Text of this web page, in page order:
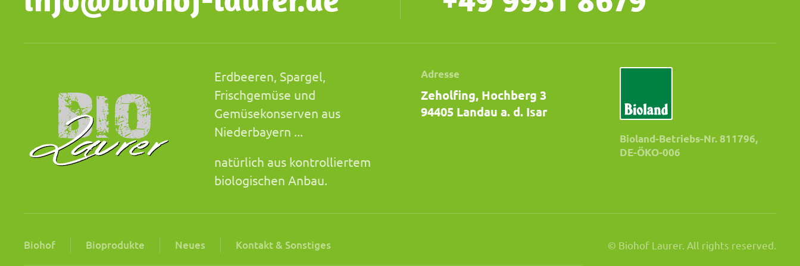
Erdbeeren, Spargel,
Frischgemüse und
Gemüsekonserven aus
Niederbayern ...
natürlich aus kontrolliertem
biologischen Anbau.
Adresse
Zeholfing, Hochberg 3
94405 Landau a. d. Isar
Bioland-Betriebs-Nr. 811796,
DE-ÖKO-006
Biohof Bioprodukte Neues Kontakt & Sonstiges © Biohof Laurer. All rights reserved.